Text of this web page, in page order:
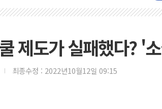
제도가 실패했다? '
최종수정 : 2022년10월12일 09:15